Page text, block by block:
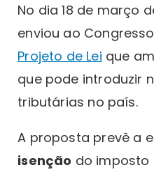
No dia 18 de março
enviou ao
Projeto de Lei que
que pode introduzir
tributárias no país.
A proposta prevê a
isenção do imposto